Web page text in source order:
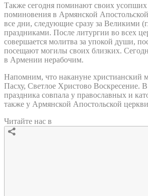
Также сегодня поминают своих
поминовения в Армянской
все дни, следующие сразу за Великими
праздниками. После литургии во всех
совершается молитва за упокой души,
посещают могилы своих близких.
в Армении нерабочим.
Напомним, что накануне христианский
Пасху, Светлое Христово Воскресение. В
праздника совпала у православных и
также у Армянской Апостольской
Читайте нас в